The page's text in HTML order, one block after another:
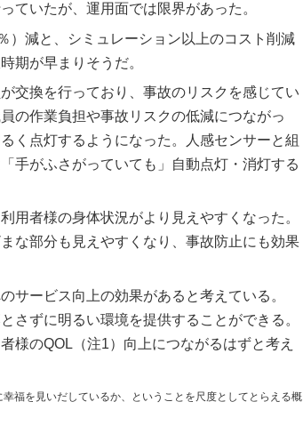
ていたが、運用面では限界があった。
）減と、シミュレーション以上のコスト削減
期が早まりそうだ。
交換を行っており、事故のリスクを感じてい
の作業負担や事故リスクの低減につながっ
く点灯するようになった。人感センサーと組
手がふさがっていても」自動点灯・消灯する
用者様の身体状況がより見えやすくなった。
な部分も見えやすくなり、事故防止にも効果
サービス向上の効果があると考えている。
さずに明るい環境を提供することができる。
様のQOL（注1）向上につながるはずと考え
福を見いだしているか、ということを尺度としてとらえる概